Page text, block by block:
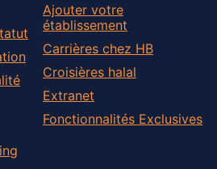
Ajouter votre
établissement
Carrières chez HB
Croisières halal
Extranet
Fonctionnalités Exclusives